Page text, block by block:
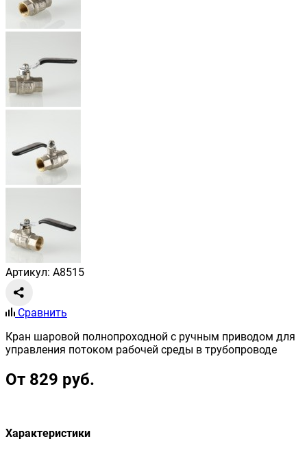
Артикул: A8515
Сравнить
Кран шаровой полнопроходной с ручным приводом для
управления потоком рабочей среды в трубопроводе
От 829 руб.
Характеристики